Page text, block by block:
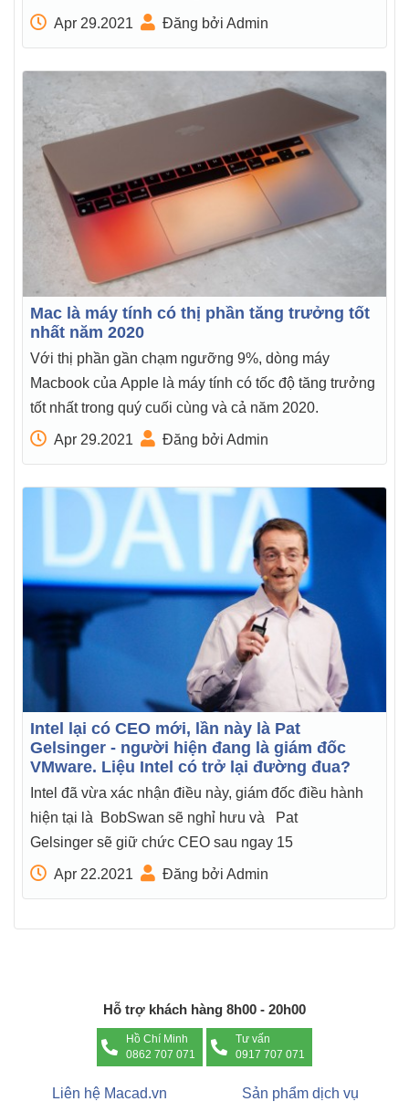
Apr 29.2021 Đăng bởi Admin
Mac là máy tính có thị phần tăng trưởng tốt
nhất năm 2020
Với thị phần gần chạm ngưỡng 9%, dòng máy
Macbook của Apple là máy tính có tốc độ tăng trưởng
tốt nhất trong quý cuối cùng và cả năm 2020.
Apr 29.2021 Đăng bởi Admin
Intel lại có CEO mới, lần này là Pat
Gelsinger - người hiện đang là giám đốc
VMware. Liệu Intel có trở lại đường đua?
Intel đã vừa xác nhận điều này, giám đốc điều hành
hiện tại là BobSwan sẽ nghỉ hưu và Pat
Gelsinger sẽ giữ chức CEO sau ngay 15
Apr 22.2021 Đăng bởi Admin
Hỗ trợ khách hàng 8h00 - 20h00
Hồ Chí Minh
0862 707 071
Tư vấn
0917 707 071
Liên hệ Macad.vn Sản phẩm dịch vụ